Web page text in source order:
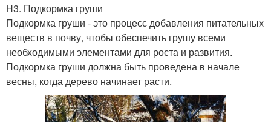
H3. Подкормка груши
Подкормка груши - это процесс добавления питательных
веществ в почву, чтобы обеспечить грушу всеми
необходимыми элементами для роста и развития.
Подкормка груши должна быть проведена в начале
весны, когда дерево начинает расти.